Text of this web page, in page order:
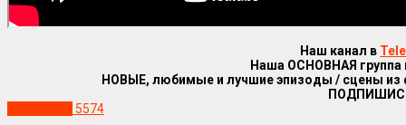
Наш канал в
Наша ОСНОВНАЯ группа
НОВЫЕ, любимые и лучшие эпизоды / сцены
5574